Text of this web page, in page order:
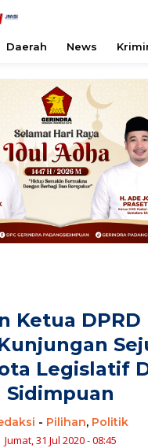
Daerah News
Ketua DPRD
Legislatif
Sidimpuan
- Pilihan, Politik
Jumat, 31 Jul 2020 - 08:45